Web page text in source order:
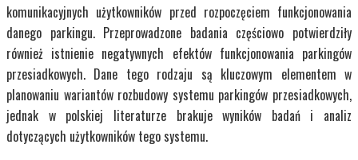
komunikacyjnych użytkowników przed rozpoczęciem funkcjonowania
danego parkingu. Przeprowadzone badania częściowo potwierdziły
również istnienie negatywnych efektów funkcjonowania parkingów
przesiadkowych. Dane tego rodzaju są kluczowym elementem w
planowaniu wariantów rozbudowy systemu parkingów przesiadkowych,
jednak w polskiej literaturze brakuje wyników badań i analiz
dotyczących użytkowników tego systemu.